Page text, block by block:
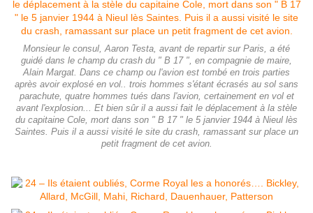
Monsieur le consul, Aaron Testa, avant de repartir sur Paris, a été
guidé dans le champ du crash du " B 17 ", en compagnie de maire,
Alain Margat. Dans ce champ ou l'avion est tombé en trois parties
après avoir explosé en vol.. trois hommes s'étant écrasés au sol sans
parachute, quatre hommes tués dans l'avion, certainement en vol et
avant l'explosion... Et bien sûr il a aussi fait le déplacement à la stèle
du capitaine Cole, mort dans son " B 17 " le 5 janvier 1944 à Nieul lès
Saintes. Puis il a aussi visité le site du crash, ramassant sur place un
petit fragment de cet avion.